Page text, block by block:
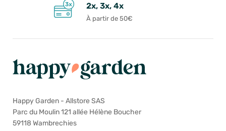
2x, 3x, 4x
À partir de 50€
Happy Garden - Allstore SAS
Parc du Moulin 121 allée Hélène Boucher
59118 Wambrechies